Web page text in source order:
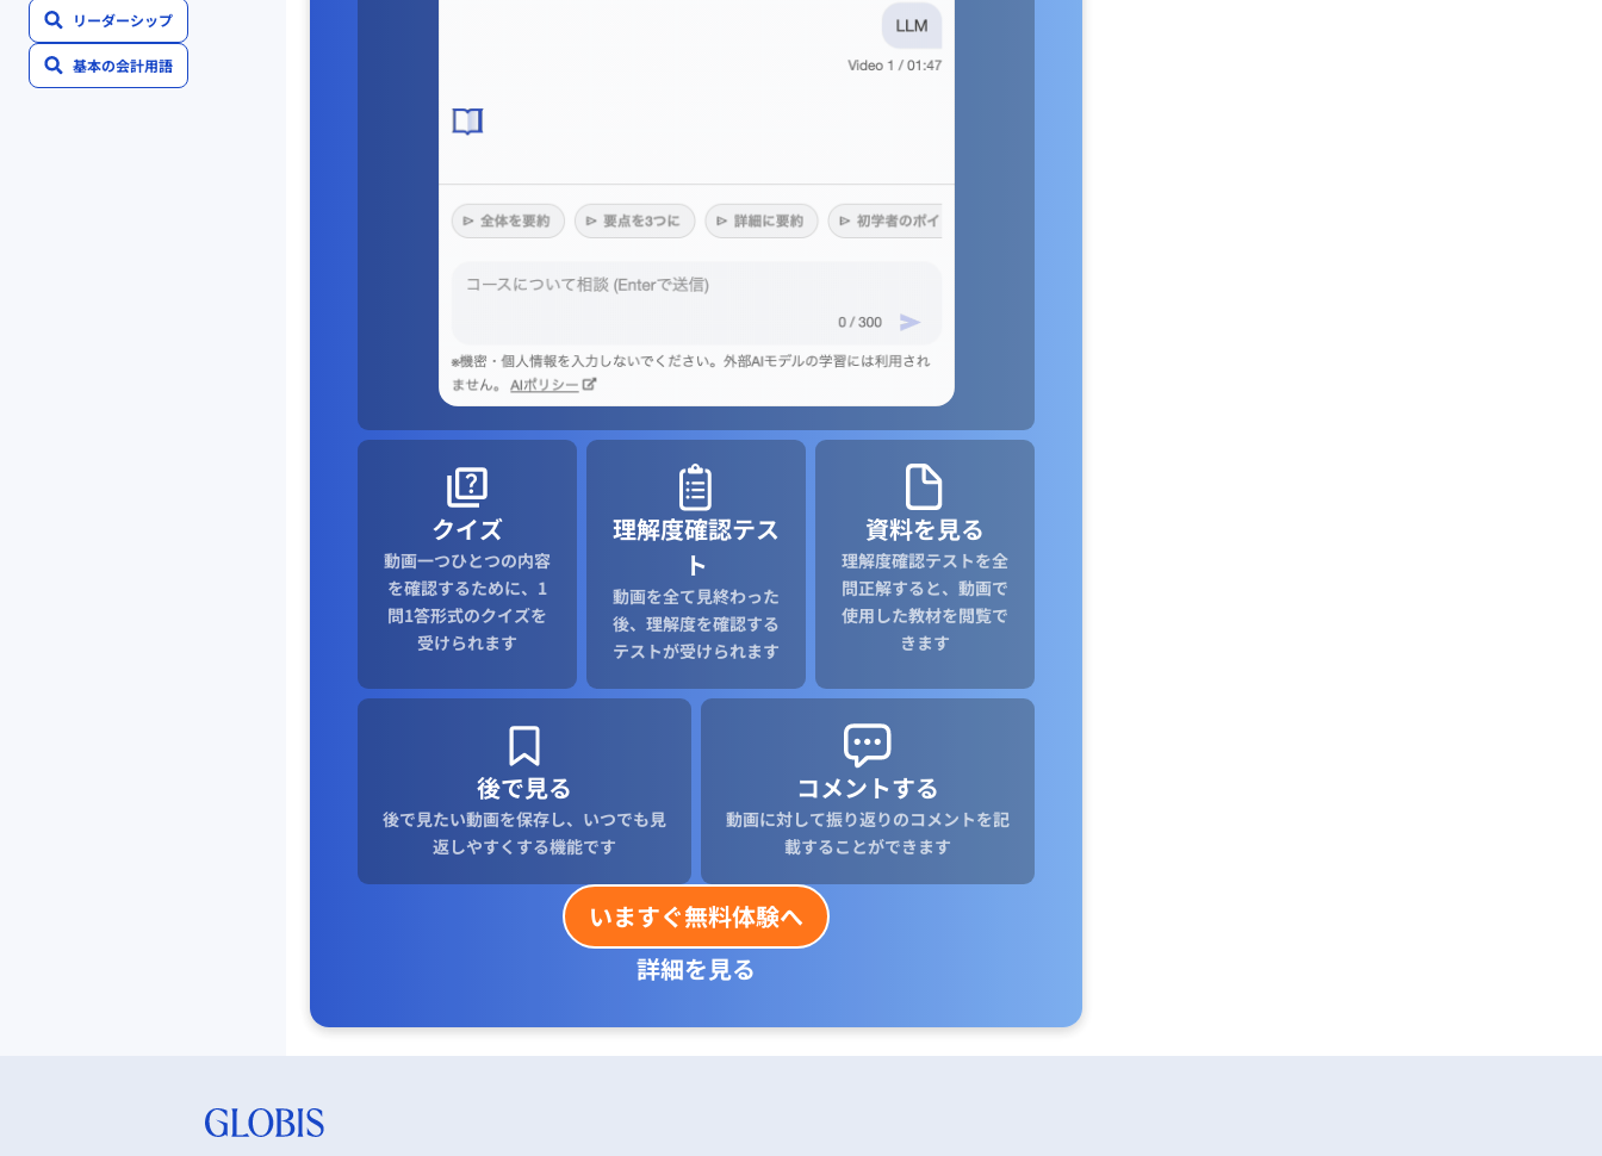
クイズ
動画一つひとつの内容
を確認するために、1
問1答形式のクイズを
受けられます
理解度確認テス
ト
動画を全て見終わった
後、理解度を確認する
テストが受けられます
資料を見る
理解度確認テストを全
問正解すると、動画で
使用した教材を閲覧で
きます
後で見る
後で見たい動画を保存し、いつでも見
返しやすくする機能です
コメントする
動画に対して振り返りのコメントを記
載することができます
いますぐ無料体験へ
詳細を見る
リーダーシップ
基本の会計用語